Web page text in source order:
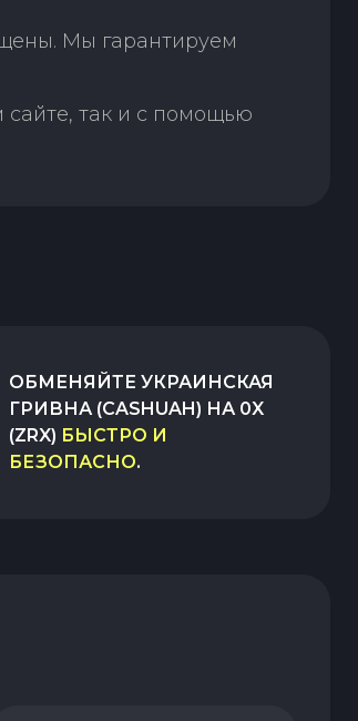
Мы гарантируем
так и с помощью
ОБМЕНЯЙТЕУКРАИНСКАЯ
ГРИВНА (CASHUAH) НА 0X
(ZRX) БЫСТРО И
БЕЗОПАСНО.